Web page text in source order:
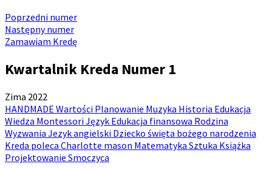
Poprzedni numer
Następny numer
Zamawiam Kredę
Kwartalnik Kreda Numer 1
Zima 2022
HANDMADE Wartości Planowanie Muzyka Historia Edukacja
Wiedza MontessoriJęzyk Edukacja finansowa Rodzina
Wyzwania Jezyk angielski Dziecko święta bożego narodzenia
Kreda poleca Charlotte mason Matematyka Sztuka Książka
Projektowanie Smoczyca